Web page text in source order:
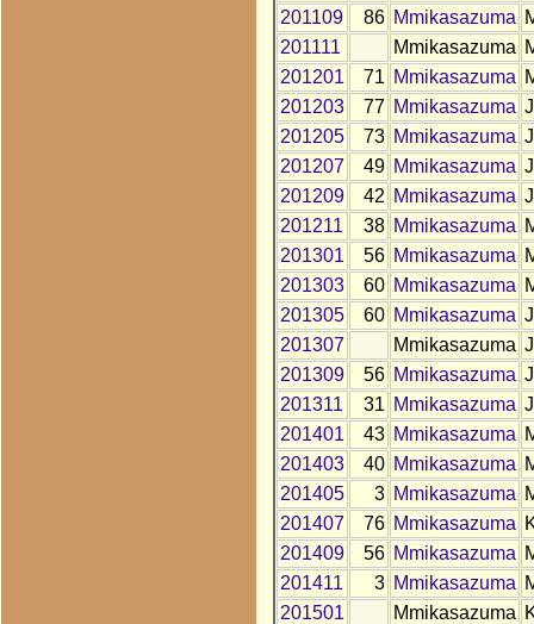
201109
86 Mmikasazuma
201111
Mmikasazuma
201201
71 Mmikasazuma
201203
77 Mmikasazuma
201205
73 Mmikasazuma
201207
49 Mmikasazuma
201209
42 Mmikasazuma
201211
38 Mmikasazuma
201301
56 Mmikasazuma
201303
60 Mmikasazuma
201305
60 Mmikasazuma
201307
Mmikasazuma
201309
56 Mmikasazuma
201311
31 Mmikasazuma
201401
43 Mmikasazuma
201403
40 Mmikasazuma
201405
3 Mmikasazuma
201407
76 Mmikasazuma
201409
56 Mmikasazuma
201411
3 Mmikasazuma
201501
Mmikasazuma